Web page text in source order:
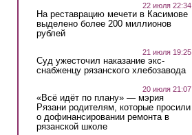
22 июля 22:34
На реставрацию мечети в Касимове
выделено более 200 миллионов
рублей
21 июля 19:25
Суд ужесточил наказание экс-
снабженцу рязанского хлебозавода
20 июля 21:07
«Всё идёт по плану» — мэрия
Рязани родителям, которые просили
о дофинансировании ремонта в
рязанской школе